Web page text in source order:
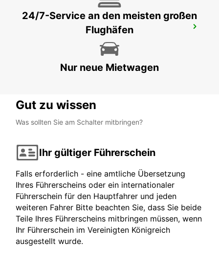
MAILAND VIA GALVANI
24/7-Service an den meisten großen
Flughäfen
Nur neue Mietwagen
Gut zu wissen
Was sollten Sie am Schalter mitbringen?
Ihr gültiger Führerschein
Falls erforderlich - eine amtliche Übersetzung
Ihres Führerscheins oder ein internationaler
Führerschein für den Hauptfahrer und jeden
weiteren Fahrer Bitte beachten Sie, dass Sie beide
Teile Ihres Führerscheins mitbringen müssen, wenn
Ihr Führerschein im Vereinigten Königreich
ausgestellt wurde.